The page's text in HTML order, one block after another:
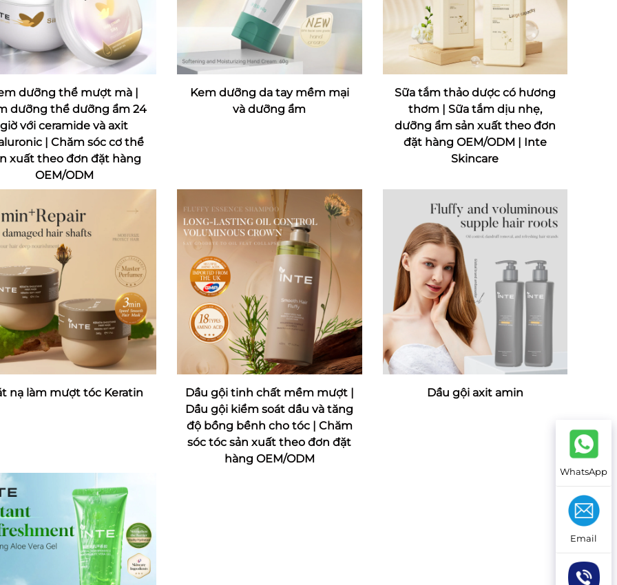
dưỡng thể mượt mà |
dưỡng thể dưỡng ẩm 24
giờ với ceramide và axit
| Chăm sóc cơ thể
xuất theo đơn đặt hàng
OEM/ODM
Kem dưỡng da tay mềm mại
và dưỡng ẩm
Sữa tắm thảo dược có hương
thơm | Sữa tắm dịu nhẹ,
dưỡng ẩm sản xuất theo đơn
đặt hàng OEM/ODM | Inte
Skincare
nạ làm mượt tóc Keratin
Dầu gội tinh chất mềm mượt |
Dầu gội kiểm soát dầu và tăng
độ bồng bềnh cho tóc | Chăm
sóc tóc sản xuất theo đơn đặt
hàng OEM/ODM
Dầu gội axit amin
WhatsApp
Email